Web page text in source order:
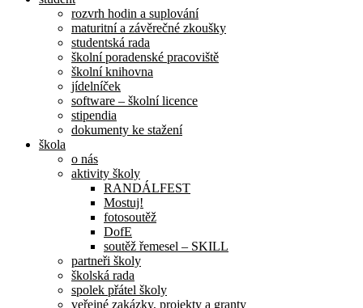
rozvrh hodin a suplování
maturitní a závěrečné zkoušky
studentská rada
školní poradenské pracoviště
školní knihovna
jídelníček
software – školní licence
stipendia
dokumenty ke stažení
škola
o nás
aktivity školy
RANDÁLFEST
Mostuj!
fotosoutěž
DofE
soutěž řemesel – SKILL
partneři školy
školská rada
spolek přátel školy
veřejné zakázky, projekty a granty